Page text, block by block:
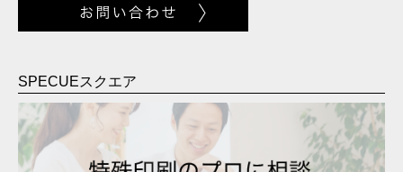
SPECUEスクエア